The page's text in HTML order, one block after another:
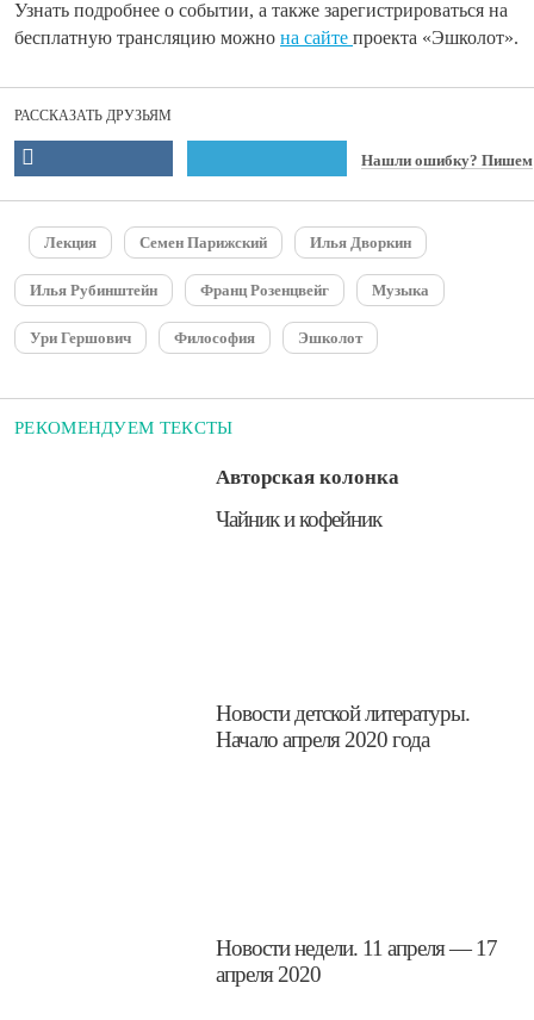
Узнать подробнее о событии, а также зарегистрироваться на
бесплатную трансляцию можно на сайте проекта «Эшколот».
РАССКАЗАТЬ ДРУЗЬЯМ
Нашли ошибку? Пишем
Лекция Семен Парижский Илья Дворкин
Илья Рубинштейн ​Франц Розенцвейг Музыка
Ури Гершович Философия Эшколот
РЕКОМЕНДУЕМ ТЕКСТЫ
Авторская колонка
​Чайник и кофейник
​Новости детской литературы.
Начало апреля 2020 года
​Новости недели. 11 апреля — 17
апреля 2020